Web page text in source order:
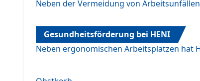
Neben der Vermeidung von
Gesundheitsförderung bei HENI
Neben ergonomischen Arbeitsplätzen